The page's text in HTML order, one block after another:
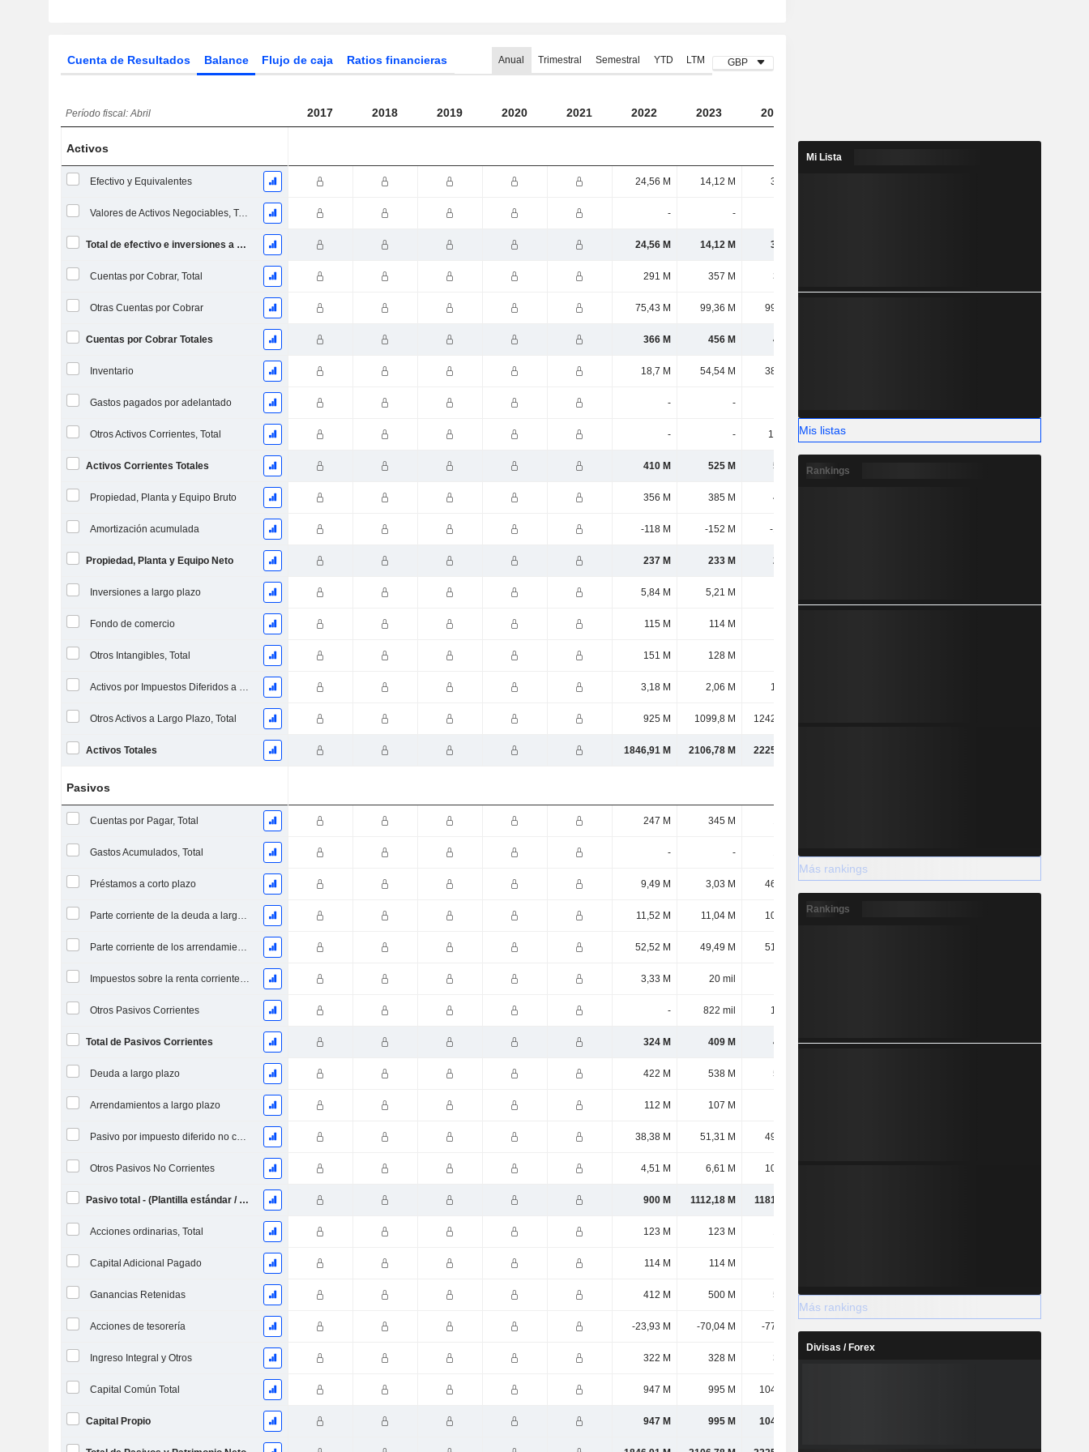
Cuenta de Resultados Balance Flujo de caja Ratios financieras Anual Trimestral Semestral YTD LTM GBP
Período fiscal: Abril 2017 2018 2019 2020 2021 2022 2023 2024
Activos
Efectivo y Equivalentes 24,56 M 14,12 M 39,8 M
Valores de Activos Negociables, Total - -
Total de efectivo e inversiones a corto plazo 24,56 M 14,12 M 39,8 M
Cuentas por Cobrar, Total 291 M 357 M 331 M
Otras Cuentas por Cobrar 75,43 M 99,36 M 99,01 M
Cuentas por Cobrar Totales 366 M 456 M 430 M
Inventario 18,7 M 54,54 M 38,26 M
Gastos pagados por adelantado - -
Otros Activos Corrientes, Total - - 104 mil
Activos Corrientes Totales 410 M 525 M 508 M 445 M
Propiedad, Planta y Equipo Bruto 356 M 385 M 434 M
Amortización acumulada -118 M -152 M -193 M
Propiedad, Planta y Equipo Neto 237 M 233 M 241 M
Inversiones a largo plazo 5,84 M 5,21 M
Fondo de comercio 115 M 114 M
Otros Intangibles, Total 151 M 128 M
Activos por Impuestos Diferidos a Largo Plazo 3,18 M 2,06 M 1,88 M
Otros Activos a Largo Plazo, Total 925 M 1099,8 M 1242,48 M
Activos Totales 1846,91 M 2106,78 M 2225,17 M
Pasivos
Cuentas por Pagar, Total 247 M 345 M
Gastos Acumulados, Total - - 151 M
Préstamos a corto plazo 9,49 M 3,03 M 46,69 M 38,28 M 23,11 M
Parte corriente de la deuda a largo plazo 11,52 M 11,04 M 10,86 M 16,09 M
Parte corriente de los arrendamientos 52,52 M 49,49 M 51,44 M
Impuestos sobre la renta corrientes a pagar 3,33 M 20 mil
Otros Pasivos Corrientes - 822 mil 1,87 M
Total de Pasivos Corrientes 324 M 409 M 449 M 439 M 451 M
Deuda a largo plazo 422 M 538 M 560 M
Arrendamientos a largo plazo 112 M 107 M
Pasivo por impuesto diferido no corriente 38,38 M 51,31 M 49,61 M
Otros Pasivos No Corrientes 4,51 M 6,61 M 10,34 M
Pasivo total - (Plantilla estándar / utilitaria) 900 M 1112,18 M 1181,77 M
Acciones ordinarias, Total 123 M 123 M
Capital Adicional Pagado 114 M 114 M
Ganancias Retenidas 412 M 500 M 560 M 580 M 563 M
Acciones de tesorería -23,93 M -70,04 M -77,18 M
Ingreso Integral y Otros 322 M 328 M 324 M
Capital Común Total 947 M 995 M 1043,4 M
Capital Propio 947 M 995 M 1043,4 M
Mi Lista
Mis listas
Rankings
Más rankings
Rankings
Más rankings
Divisas / Forex